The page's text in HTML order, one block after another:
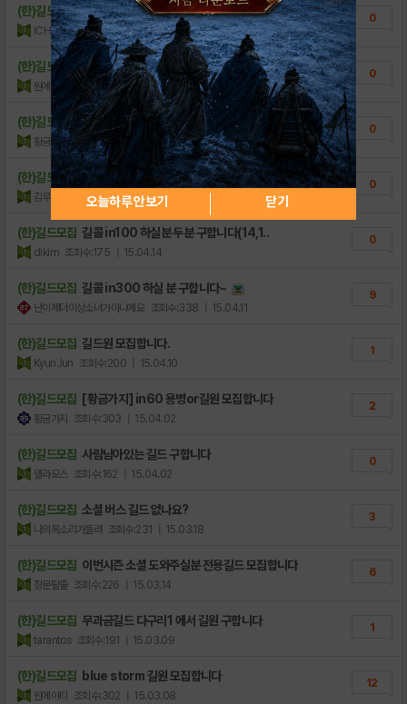
[발표] 골드 상점 신상 아이디어 대모집
(한)길드모집 60위 안에 드는 길드 찾아보아요
lCHGF 조회수:94 | 15.07.01
0
(한)길드모집 지금 여기 용병모집글쓰면 와주실 분 계시려나요..
원에이티 조회수:135 | 15.06.25
0
(한)길드모집 길드원모집합니다
황금농구화 조회수:110 | 15.06.18
0
(한)길드모집 길드 함께 하실분!
김무열 조회수:120 | 15.05.03
0
(한)길드모집 길콜 in100 하실분 두분 구합니다(14,1..
dikim 조회수:175 | 15.04.14
0
(한)길드모집 길콜 in300 하실 분 구합니다~
난이제더이상소녀가아니에요 조회수:338 | 15.04.11
9
(한)길드모집 길드원 모집합니다.
KyunJun 조회수:200 | 15.04.10
1
(한)길드모집 [황금가지] in60 용병or길원 모집합니다
황금가지 조회수:303 | 15.04.02
2
(한)길드모집 사람남아있는 길드 구합니다
델라모스 조회수:162 | 15.04.02
0
(한)길드모집 소셜 버스 길드 없나요?
나의목소리가들려 조회수:231 | 15.03.18
3
(한)길드모집 이번시즌 소셜 도와주실분 전용길드 모집합니다
창문탈출 조회수:226 | 15.03.14
6
(한)길드모집 무과금길드 다구리1 에서 길원 구합니다
tarantos 조회수:191 | 15.03.09
1
(한)길드모집 blue storm 길원 모집합니다
원에이티 조회수:302 | 15.03.08
12
오늘하루 안보기 닫기